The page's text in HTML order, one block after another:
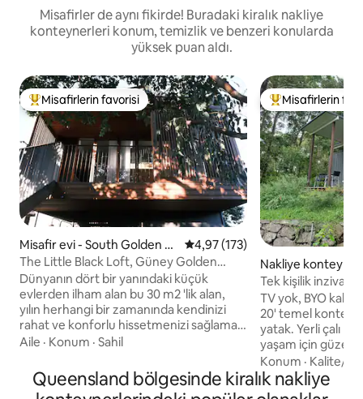
Misafirler de aynı fikirde! Buradaki kiralık nakliye
konteynerleri konum, temizlik ve benzeri konularda
yüksek puan aldı.
Misafirlerin favorilerinden en beğenilenler arasında
Misafirlerin favorisi
Misafir evi - South Golden B
each
5 üzerinden ortalama 4,97
4,97 (173)
The Little Black Loft, Güney Golden
Beach.
Dünyanın dört bir yanındaki küçük
evlerden ilham alan bu 30 m2 'lik alan,
yılın herhangi bir zamanında kendinizi
rahat ve konforlu hissetmenizi sağlamak
için mimari olarak tasarlanmıştır. Plaja 30
veya yemeğin keyfini çıkarın ya da daha
soğuk aylarda şöminenin önüne sokulun.
Aile · Konum · Sahil
Misafirlerin
Misafirlerin
Nakliye
ount
Tek kişilik inziva:
TV yok, BYO kablosuz internet bağlantısı.
20' temel konteyner. Tek kişilik
yatak. Yerli çalı
yaşam için güzel
Gösterişsiz. Esinti çalışmadığında bir
tavan vantilatörü
verandasının keyfini
Konum · Kalite/
Queensland bölgesinde kiralık nakliye